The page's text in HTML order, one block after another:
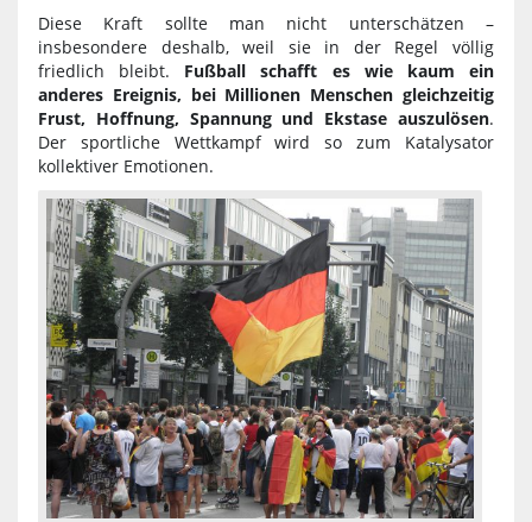
Diese Kraft sollte man nicht unterschätzen –
insbesondere deshalb, weil sie in der Regel völlig
friedlich bleibt. Fußball schafft es wie kaum ein
anderes Ereignis, bei Millionen Menschen gleichzeitig
Frust, Hoffnung, Spannung und Ekstase auszulösen.
Der sportliche Wettkampf wird so zum Katalysator
kollektiver Emotionen.